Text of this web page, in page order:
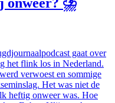
gaat over
het flink los in Nederland.
verwoest en sommige
Het was niet de
heftig onweer was. Hoe